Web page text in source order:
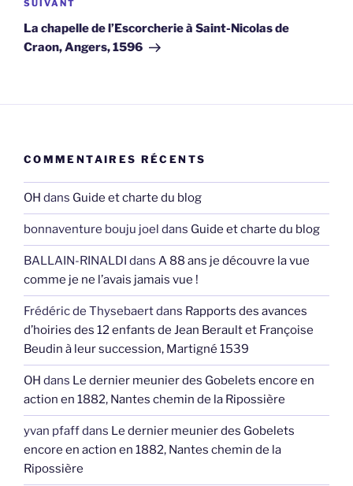
Article
suivant
SUIVANT
La chapelle de l’Escorcherie à Saint-Nicolas de
Craon, Angers, 1596
COMMENTAIRES RÉCENTS
OH dans Guide et charte du blog
bonnaventure bouju joel dans Guide et charte du blog
BALLAIN-RINALDI dans A 88 ans je découvre la vue
comme je ne l’avais jamais vue !
Frédéric de Thysebaertdans Rapports des avances
d’hoiries des 12 enfants de Jean Berault et Françoise
Beudin à leur succession, Martigné 1539
OH dans Le dernier meunier des Gobelets encore en
action en 1882, Nantes chemin de la Ripossière
yvan pfaffdans Le dernier meunier des Gobelets
encore en action en 1882, Nantes chemin de la
Ripossière